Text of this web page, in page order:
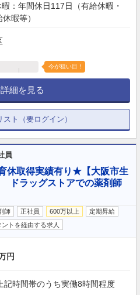
：年間休日117日（有給休暇・
暇等）
今が狙い目！
細を見る
スト（要ログイン）
員
休取得実績有り★【大阪市生
ドラッグストアでの薬剤師
師 正社員 600万以上
定期昇給
ントを経由する求人
円
記時間帯のうち実働8時間程度